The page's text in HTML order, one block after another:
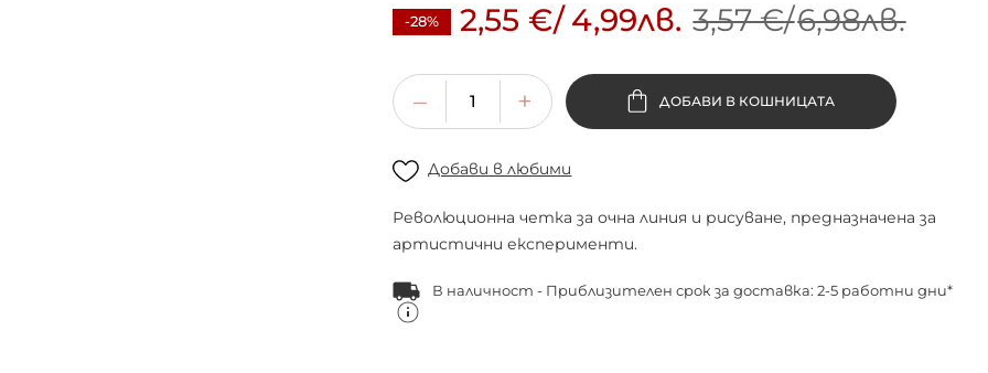
-28% 2,55 €/4,99лв. 3,57 €/6,98лв.
ДОБАВИ В КОШНИЦАТА
Добави в любими
Революционна четка за очна линия и рисуване, предназначена за
артистични експерименти.
В наличност - Приблизителен срок за доставка: 2-5 работни дни*